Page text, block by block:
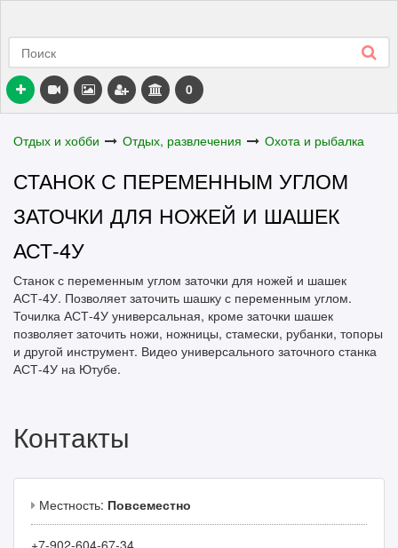
0
Отдых и хобби Отдых, развлечения Охота и рыбалка
СТАНОК С ПЕРЕМЕННЫМ УГЛОМ
ЗАТОЧКИ ДЛЯ НОЖЕЙ И ШАШЕК
АСТ-4У
Станок с переменным углом заточки для ножей и шашек
АСТ-4У. Позволяет заточить шашку с переменным углом.
Точилка АСТ-4У универсальная, кроме заточки шашек
позволяет заточить ножи, ножницы, стамески, рубанки, топоры
и другой инструмент. Видео универсального заточного станка
АСТ-4У на Ютубе.
Контакты
Местность: Повсеместно
+7-902-604-67-34